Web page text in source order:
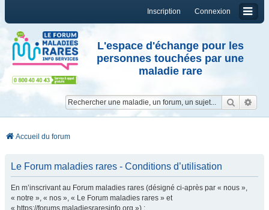
Connexion
Inscription
L'espace d'échange pour les
personnes touchées par une
maladie rare
Accueil du forum
Le Forum maladies rares - Conditions d’utilisation
En m’inscrivant au Forum maladies rares (désigné ci-après par « nous »,
« notre », « nos », « Le Forum maladies rares » et
« https://forums.maladiesraresinfo.org ») :